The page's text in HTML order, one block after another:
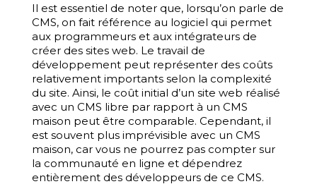
Il est essentiel de noter que, lorsqu’on parle de
CMS, on fait référence au logiciel qui permet
aux programmeurs et aux intégrateurs de
créer des sites web. Le travail de
développement peut représenter des coûts
relativement importants selon la complexité
du site. Ainsi, le coût initial d’un site web réalisé
avec un CMS libre par rapport à un CMS
maison peut être comparable. Cependant, il
est souvent plus imprévisible avec un CMS
maison, car vous ne pourrez pas compter sur
la communauté en ligne et dépendrez
entièrement des développeurs de ce CMS.